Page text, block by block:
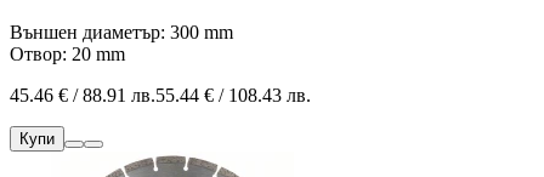
Външен диаметър: 300 mm
Отвор: 20 mm
45.46 € / 88.91 лв.55.44 € / 108.43 лв.
Купи